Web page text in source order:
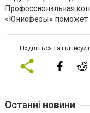
Профессиональная
«Юнисферы» поможет
Поділіться та
Останні новини